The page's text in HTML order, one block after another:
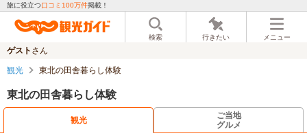
旅に役立つ口コミ100万件掲載！
検索 行きたい メニュー
ゲスト さん
観光 東北の田舎暮らし体験
東北の田舎暮らし体験
観光
ご当地
グルメ